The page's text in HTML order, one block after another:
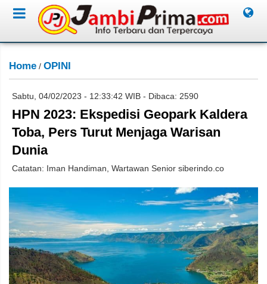
Home / OPINI
Sabtu, 04/02/2023 - 12:33:42 WIB - Dibaca: 2590
HPN 2023: Ekspedisi Geopark Kaldera
Toba, Pers Turut Menjaga Warisan
Dunia
Catatan: Iman Handiman, Wartawan Senior siberindo.co